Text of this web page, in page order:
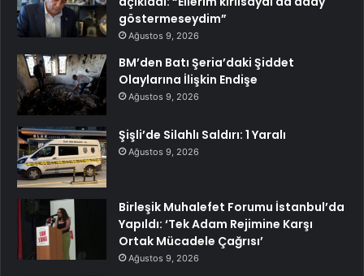
göstermeseydim”
Ağustos 9, 2026
BM’den Batı Şeria’daki Şiddet
Olaylarına İlişkin Endişe
Ağustos 9, 2026
Şişli’de Silahlı Saldırı: 1 Yaralı
Ağustos 9, 2026
Birleşik Muhalefet Forumu İstanbul’da
Yapıldı: ‘Tek Adam Rejimine Karşı
Ortak Mücadele Çağrısı’
Ağustos 9, 2026